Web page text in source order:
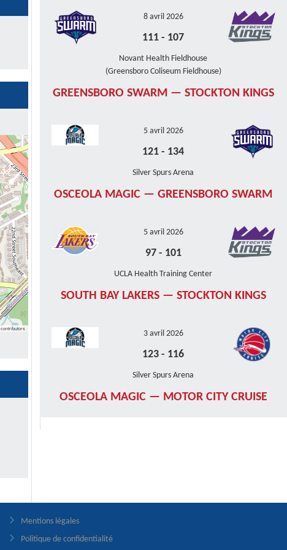
contributors
8 avril 2026
111 - 107
Novant Health Fieldhouse
(Greensboro Coliseum Fieldhouse)
GREENSBORO SWARM — STOCKTON KINGS
5 avril 2026
121 - 134
Silver Spurs Arena
OSCEOLA MAGIC — GREENSBORO SWARM
5 avril 2026
97- 101
UCLA Health Training Center
SOUTH BAY LAKERS — STOCKTON KINGS
3 avril 2026
123 - 116
Silver Spurs Arena
OSCEOLA MAGIC — MOTOR CITY CRUISE
Mentions légales
Politique de confidentialité